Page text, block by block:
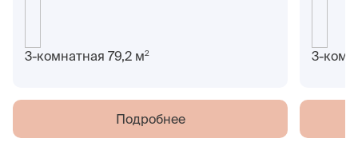
3-комнатная 79,2 м2
Подробнее
3-